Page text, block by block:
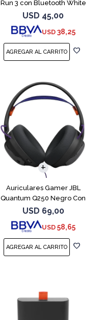
Run 3 con Bluetooth White
USD 45,00
USD 38,25
Auriculares Gamer JBL
Quantum Q250 Negro Con
Micrófono
USD 69,00
USD 58,65